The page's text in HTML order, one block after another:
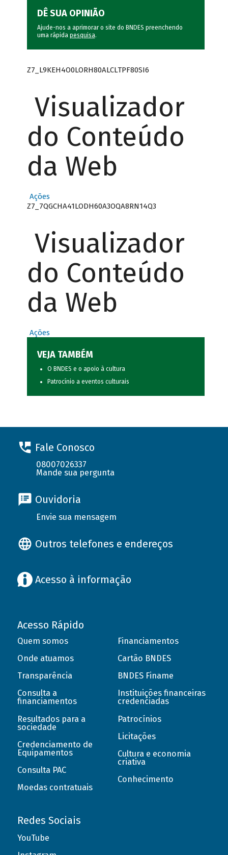
DÊ SUA OPINIÃO
Ajude-nos a aprimorar o site do BNDES preenchendo
uma rápida pesquisa.
Z7_L9KEH4O0LORH80ALCLTPF80SI6
Visualizador
do Conteúdo
da Web
Ações
Z7_7QGCHA41LODH60A3OQA8RN14Q3
Visualizador
do Conteúdo
da Web
Ações
VEJA TAMBÉM
O BNDES e o apoio à cultura
Patrocínio a eventos culturais
Fale Conosco
08007026337
Mande sua pergunta
Ouvidoria
Envie sua mensagem
Outros telefones e endereços
Acesso à informação
Acesso Rápido
Quem somos
Onde atuamos
Transparência
Consulta a
financiamentos
Resultados para a
sociedade
Credenciamento de
Equipamentos
Consulta PAC
Moedas contratuais
Financiamentos
Cartão BNDES
BNDES Finame
Instituições financeiras
credenciadas
Patrocínios
Licitações
Cultura e economia
criativa
Conhecimento
Redes Sociais
YouTube